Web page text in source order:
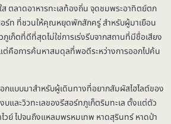
ส ตลาดอาหารทะเลท้องถิ่น จุดชมพระอาทิตย์ตก
อร์ท ที่ชวนให้คุณหยุดพักสักครู่ สำหรับผู้มาเยือน
เก็ตที่ดีที่สุดไม่ใช่การเร่งรีบจากสถานที่มีชื่อเสียง
คือการค้นหาสมดุลที่พอดีระหว่างการออกไปค้น
กแบบมาสำหรับผู้เดินทางที่อยากสัมผัสไฮไลต์ของ
และวิวทะเลของรีสอร์ทภูเก็ตริมทะเล ตั้งแต่ตัว
วย์ ไปจนถึงแหลมพรหมเทพ หาดสุรินทร์ หาดป่า